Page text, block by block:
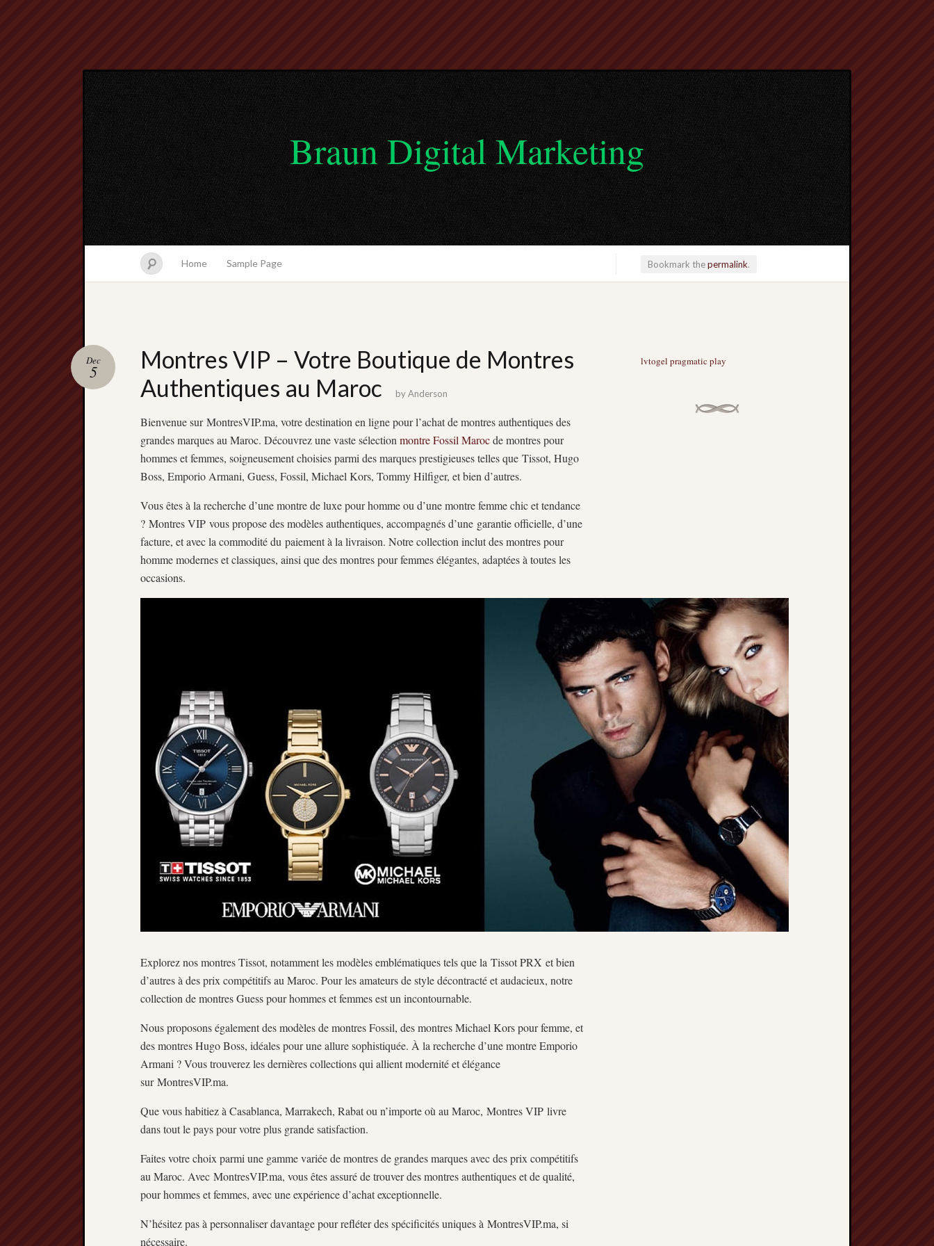
Braun Digital Marketing
Home Sample Page Bookmark thepermalink.
Montres VIP – Votre Boutique de Montres
Authentiques au Maroc
Dec
5
byAnderson
Bienvenue sur MontresVIP.ma, votre destination en ligne pour l’achat de montres authentiques des
grandes marques au Maroc. Découvrez une vaste sélection montre Fossil Marocde montres pour
hommes et femmes, soigneusement choisies parmi des marques prestigieuses telles que Tissot, Hugo
Boss, Emporio Armani, Guess, Fossil, Michael Kors, Tommy Hilfiger, et bien d’autres.
Vous êtes à la recherche d’une montre de luxe pour homme ou d’une montre femme chic et tendance
? Montres VIP vous propose des modèles authentiques, accompagnés d’une garantie officielle, d’une
facture, et avec la commodité du paiement à la livraison. Notre collection inclut des montres pour
homme modernes et classiques, ainsi que des montres pour femmes élégantes, adaptées à toutes les
occasions.
Explorez nos montres Tissot, notamment les modèles emblématiques tels que la Tissot PRX et bien
d’autres à des prix compétitifs au Maroc. Pour les amateurs de style décontracté et audacieux, notre
collection de montres Guess pour hommes et femmes est un incontournable.
Nous proposons également des modèles de montres Fossil, des montres Michael Kors pour femme, et
des montres Hugo Boss, idéales pour une allure sophistiquée. À la recherche d’une montre Emporio
Armani ? Vous trouverez les dernières collections qui allient modernité et élégance
sur MontresVIP.ma.
Que vous habitiez à Casablanca, Marrakech, Rabat ou n’importe où au Maroc, Montres VIP livre
dans tout le pays pour votre plus grande satisfaction.
Faites votre choix parmi une gamme variée de montres de grandes marques avec des prix compétitifs
au Maroc. Avec MontresVIP.ma, vous êtes assuré de trouver des montres authentiques et de qualité,
pour hommes et femmes, avec une expérience d’achat exceptionnelle.
N’hésitez pas à personnaliser davantage pour refléter des spécificités uniques à MontresVIP.ma, si
nécessaire.
lvtogel pragmatic play